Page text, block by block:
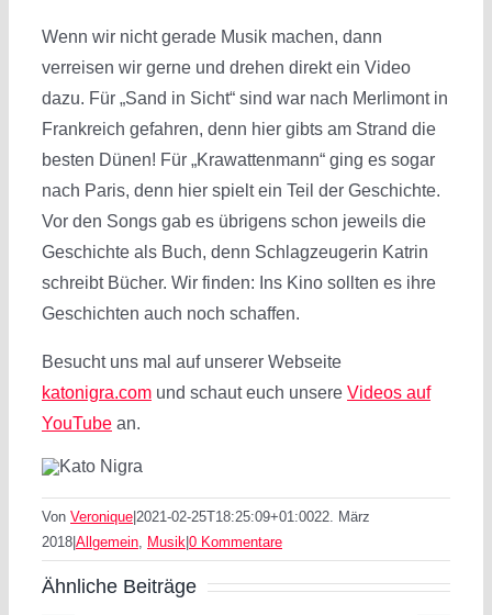
Wenn wir nicht gerade Musik machen, dann
verreisen wir gerne und drehen direkt ein Video
dazu. Für „Sand in Sicht“ sind war nach Merlimont in
Frankreich gefahren, denn hier gibts am Strand die
besten Dünen! Für „Krawattenmann“ ging es sogar
nach Paris, denn hier spielt ein Teil der Geschichte.
Vor den Songs gab es übrigens schon jeweils die
Geschichte als Buch, denn Schlagzeugerin Katrin
schreibt Bücher. Wir finden: Ins Kino sollten es ihre
Geschichten auch noch schaffen.
Besucht uns mal auf unserer Webseite
katonigra.comund schaut euch unsere Videos auf
YouTubean.
Von Veronique 2021-02-25T18:25:09+01:0022. März
2018 Allgemein Musik 0 Kommentare
Ähnliche Beiträge